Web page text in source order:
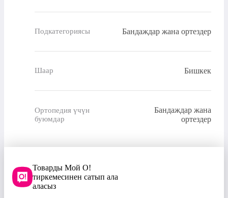
Подкатегориясы Бандаждар жана ортездер
Шаар Бишкек
Ортопедия үчүн
буюмдар
Бандаждар жана
ортездер
Товарды Мой О!
тиркемесинен сатып ала
аласыз